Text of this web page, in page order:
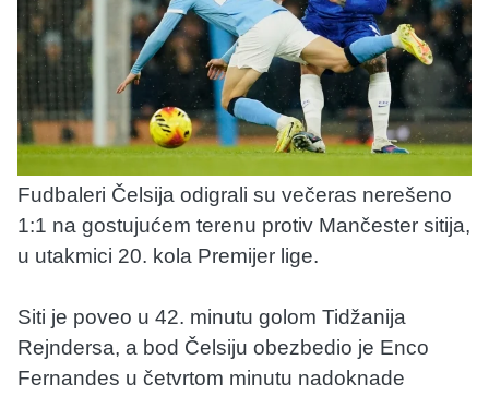
Fudbaleri Čelsija odigrali su večeras nerešeno
1:1 na gostujućem terenu protiv Mančester sitija,
u utakmici 20. kola Premijer lige.
Siti je poveo u 42. minutu golom Tidžanija
Rejndersa, a bod Čelsiju obezbedio je Enco
Fernandes u četvrtom minutu nadoknade